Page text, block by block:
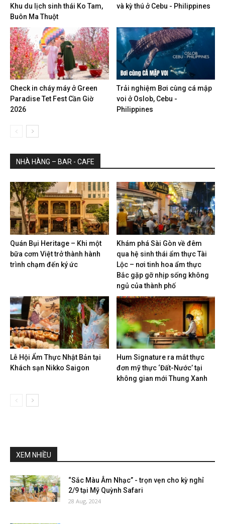
Khu du lịch sinh thái Ko Tam,
Buôn Ma Thuột
và kỳ thú ở Cebu - Philippines
Check in cháy máy ở Green
Paradise Tet Fest Cần Giờ
2026
Trải nghiệm Bơi cùng cá mập
voi ở Oslob, Cebu -
Philippines
NHÀ HÀNG – BAR - CAFE
Quán Bụi Heritage – Khi một
bữa cơm Việt trở thành hành
trình chạm đến ký ức
Khám phá Sài Gòn về đêm
qua hệ sinh thái ẩm thực Tài
Lộc – nơi tinh hoa ẩm thực
Bắc gặp gỡ nhịp sống không
ngủ của thành phố
Lễ Hội Ẩm Thực Nhật Bản tại
Khách sạn Nikko Saigon
Hum Signature ra mắt thực
đơn mỹ thực ‘Đất-Nước’ tại
không gian mới Thung Xanh
XEM NHIỀU
“Sắc Màu Âm Nhạc” - trọn vẹn cho kỳ nghỉ
2/9 tại Mỹ Quỳnh Safari
28 Aug, 2024